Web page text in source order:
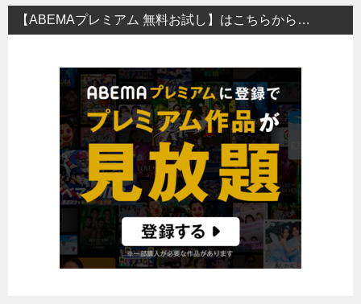
【ABEMAプレミアム 無料お試し】はこちらから…